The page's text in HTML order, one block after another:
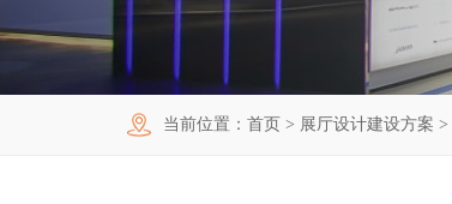
党性教育基地
其他主题展厅
禁毒教育基地设备
智慧党建中心多媒体设备
关于我们
企业简介
联系我们
当前位置： 首页 > 展厅设计建设方案 >